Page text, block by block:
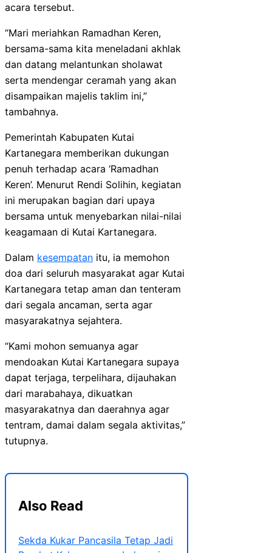
acara tersebut.
“Mari meriahkan Ramadhan Keren,
bersama-sama kita meneladani akhlak
dan datang melantunkan sholawat
serta mendengar ceramah yang akan
disampaikan majelis taklim ini,”
tambahnya.
Pemerintah Kabupaten Kutai
Kartanegara memberikan dukungan
penuh terhadap acara ‘Ramadhan
Keren’. Menurut Rendi Solihin, kegiatan
ini merupakan bagian dari upaya
bersama untuk menyebarkan nilai-nilai
keagamaan di Kutai Kartanegara.
Dalam kesempatan itu, ia memohon
doa dari seluruh masyarakat agar Kutai
Kartanegara tetap aman dan tenteram
dari segala ancaman, serta agar
masyarakatnya sejahtera.
“Kami mohon semuanya agar
mendoakan Kutai Kartanegara supaya
dapat terjaga, terpelihara, dijauhakan
dari marabahaya, dikuatkan
masyarakatnya dan daerahnya agar
tentram, damai dalam segala aktivitas,”
tutupnya.
Also Read
Sekda Kukar Pancasila Tetap Jadi